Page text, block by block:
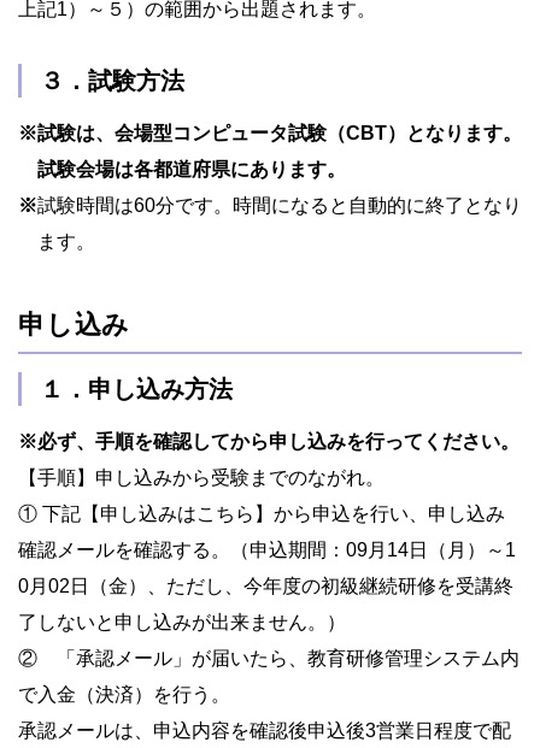
上記1）～５）の範囲から出題されます。
３．試験方法
※試験は、会場型コンピュータ試験（CBT）となります。
試験会場は各都道府県にあります。
※試験時間は60分です。時間になると自動的に終了となり
ます。
申し込み
１．申し込み方法
※必ず、手順を確認してから申し込みを行ってください。
【手順】申し込みから受験までのながれ。
① 下記【申し込みはこちら】から申込を行い、申し込み
確認メールを確認する。（申込期間：09月14日（月）～1
0月02日（金）、ただし、今年度の初級継続研修を受講終
了しないと申し込みが出来ません。）
② 「承認メール」が届いたら、教育研修管理システム内
で入金（決済）を行う。
承認メールは、申込内容を確認後申込後3営業日程度で配